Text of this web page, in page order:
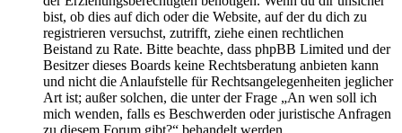
bist, ob dies auf dich oder die Website, auf der du dich zu
registrieren versuchst, zutrifft, ziehe einen rechtlichen
Beistand zu Rate. Bitte beachte, dass phpBB Limited und der
Besitzer dieses Boards keine Rechtsberatung anbieten kann
und nicht die Anlaufstelle für Rechtsangelegenheiten jeglicher
Art ist; außer solchen, die unter der Frage „An wen soll ich
mich wenden, falls es Beschwerden oder juristische Anfragen
zu diesem Forum gibt?“ behandelt werden.